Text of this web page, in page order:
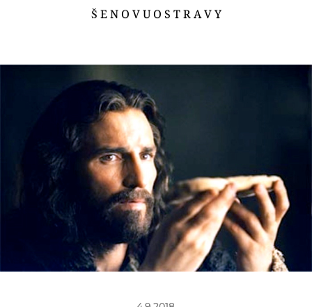
Š E N O V U O S T R A V Y